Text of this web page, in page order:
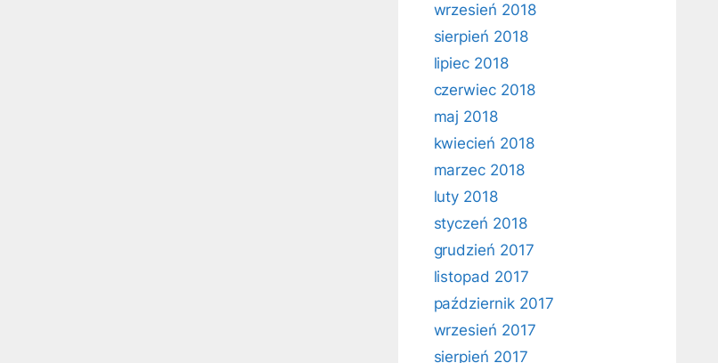
wrzesień 2018
sierpień 2018
lipiec 2018
czerwiec 2018
maj 2018
kwiecień 2018
marzec 2018
luty 2018
styczeń 2018
grudzień 2017
listopad 2017
październik 2017
wrzesień 2017
sierpień 2017